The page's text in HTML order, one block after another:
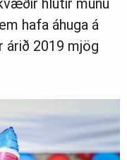
hlutir munu
hafa áhuga á
árið 2019 mjög